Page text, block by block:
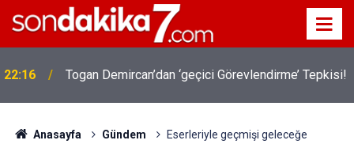
22:16 Togan Demircan’dan ‘geçici Görevlendirme’ Tepkisi!
Anasayfa Gündem
Eserleriyle geçmişi geleceğe